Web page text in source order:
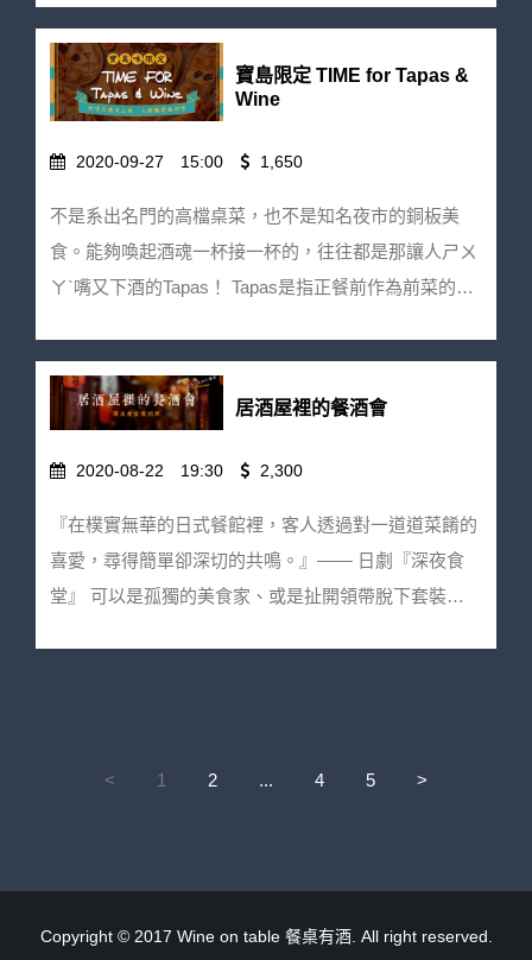
活動前一週內取消訂位恕無法退費，但歡迎轉讓名額。
★ 餐桌有酒保有活動修改變更之權利。 ★ 酒後不開
車！未滿18歲請勿飲酒！
癮。 餐與酒結合的魅力洶湧而迷人，邀請你一同體驗
屬於餐桌上的命中註定。 天生一對價：1380元/人 早鳥
場。想要參加的酒友，歡迎報名1/17的加開場次
>>http://bit.ly/2KLwhvM 注意事項： ★ 活動需事先報名
並於繳費完成後才保留訂位。 ★ 若報名成功後因故須
87852669 將由專人為您協助取消事宜，並扣除10％
手續費後退回款項。 ★ 活動前一週內取消訂位恕無法
退費，但歡迎轉讓名額。 ★ 餐桌有酒保有活動修改變
更之權利。 ★ 酒後不開車！未滿18歲請勿飲酒！
特別邀請在法國練就一身好手藝的狐偲主廚 Kay 來開
出一套道地菜單！狐偲私廚新空間尚未正式開幕，熟客
預約就已滿到快年底，而 Kay 今年回到童年長大的空
實呈現當地美味，從開胃小泡芙、鄉村肉肝凍到經典波
爾多可麗露，就讓Kay用一整桌精彩菜單與許多法國生
活趣事來跟大家分享她認識的巴黎風情。 「We work to
live, we live to drink! 」法國人的餐桌當然少不了葡萄
酒開瓶，讓你一次感受到不同的迷人風土，絕對是最道
地的地餐Pairing地酒。 今年不能飛出國舉杯歡慶沒關
係，我們來場舌尖上的旅行，下了班的週五晚上，好好
醉巴黎價：2200元/人 早鳥優惠價：2000元/人（11/2截
止） 注意事項： ★ 活動需事先報名並於繳費完成後才
保留訂位。 ★ 若報名成功後因故須取消請聯絡【餐桌
後不開車！未滿18歲請勿飲酒！
寶島限定 TIME for Tapas &
Wine
2020-09-27 15:00 1,650
不是系出名門的高檔桌菜，也不是知名夜市的銅板美
食。能夠喚起酒魂一杯接一杯的，往往都是那讓人ㄕㄨ
ㄚˋ嘴又下酒的Tapas！ Tapas是指正餐前作為前菜的各
絕不稀奇，可是這次的Tapas下午酒加入了許多巧妙的
台味元素，寶島限定的 Tapas＆ Wine 就此華麗麗展
開！ 餐桌有酒邀請小廚房俱樂部聯手製作，精心設計
的菜單與酒單，讓主廚Jessica拿手的台式饗宴搖身一
香檳，馬祖鮮蚵有了更雅緻的吃法；十足手路菜的金絲
炸蝦與夏日必喝的葡萄牙綠酒絕搭；再拿當季的小卷炙
煎拌上新鮮青醬，用餐桌上最迷人的麗絲玲白酒帶出海
寶島賞味價：1650元/人 早鳥優惠價：1480元/人（8/31
名並於繳費完成後才保留訂位。 ★ 若報名成功後因故
須取消請聯絡【餐桌有酒】wineontable@gmail.com |
居酒屋裡的餐酒會
2020-08-22 19:30 2,300
『在樸實無華的日式餐館裡，客人透過對一道道菜餚的
喜愛，尋得簡單卻深切的共鳴。』—— 日劇『深夜食
堂』 可以是孤獨的美食家、或是扯開領帶脫下套裝的
居酒屋的職人串物、必點的下酒菜、炎夏不能錯過的名
計了精彩絕倫的Wine Pairing佐餐。四款葡萄酒各有迷
< 1 2 ... 4 5 >
Copyright © 2017 Wine on table 餐桌有酒. All right reserved.